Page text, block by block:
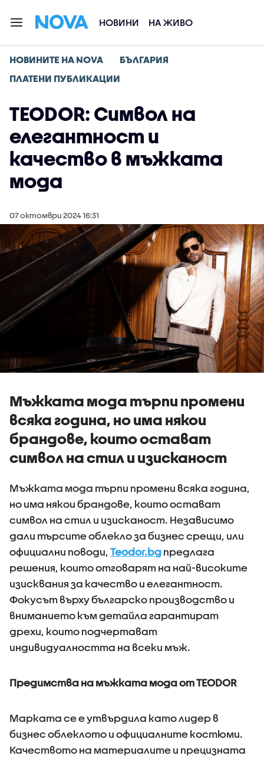
НОВИНИ НА ЖИВО
НОВИНИТЕ НА NOVA
БЪЛГАРИЯ
ПЛАТЕНИ ПУБЛИКАЦИИ
TEODOR: Символ на
елегантност и
качество в мъжката
мода
07 октомври 2024 16:31
Мъжката мода търпи промени
всяка година, но има някои
брандове, които остават
символ на стил и изисканост
Мъжката мода търпи промени всяка година,
но има някои брандове, които остават
символ на стил и изисканост. Независимо
дали търсите облекло за бизнес срещи, или
официални поводи, Teodor.bg предлага
решения, които отговарят на най-високите
изисквания за качество и елегантност.
Фокусът върху българско производство и
вниманието към детайла гарантират
дрехи, които подчертават
индивидуалността на всеки мъж.
Предимства на мъжката мода от TEODOR
Марката се е утвърдила като лидер в
бизнес облеклото и официалните костюми.
Качеството на материалите и прецизната